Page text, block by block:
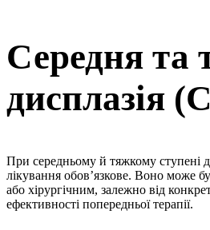
Середня та
дисплазія
При середньому й тяжкому ступені
лікування обов’язкове. Воно може
або хірургічним, залежно від
ефективності попередньої терапії.